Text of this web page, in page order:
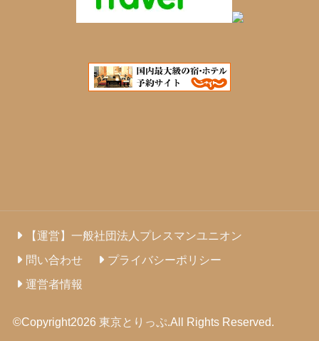
【運営】一般社団法人プレスマンユニオン
問い合わせ
プライバシーポリシー
運営者情報
©Copyright2026 東京とりっぷ.All Rights Reserved.